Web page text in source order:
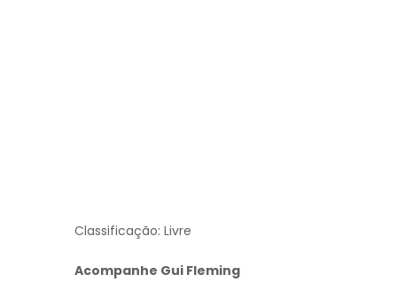
Classificação: Livre
Acompanhe Gui Fleming